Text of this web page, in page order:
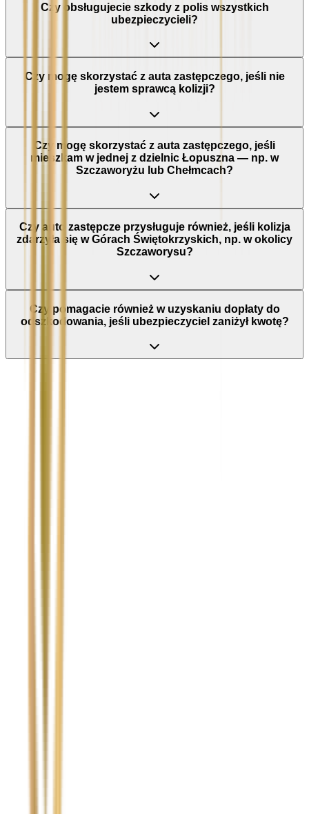
Czy obsługujecie szkody z polis wszystkich
ubezpieczycieli?
Czy mogę skorzystać z auta zastępczego, jeśli nie
jestem sprawcą kolizji?
Czy mogę skorzystać z auta zastępczego, jeśli
mieszkam w jednej z dzielnic Łopuszna — np. w
Szczaworyżu lub Chełmcach?
Czy auto zastępcze przysługuje również, jeśli kolizja
zdarzyła się w Górach Świętokrzyskich, np. w okolicy
Szczaworysu?
Czy pomagacie również w uzyskaniu dopłaty do
odszkodowania, jeśli ubezpieczyciel zaniżył kwotę?